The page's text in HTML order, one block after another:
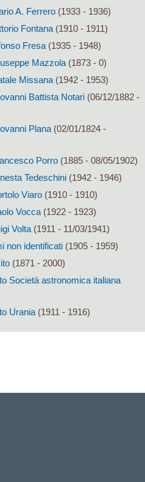
A. Ferrero (1933 - 1936)
Fontana (1910 - 1911)
Fresa (1935 - 1948)
Mazzola (1873 - 0)
Missana (1942 - 1953)
Battista Notari (06/12/1882 -
Plana (02/01/1824 -
Porro (1885 - 08/05/1902)
Tedeschini (1942 - 1946)
Viaro (1910 - 1910)
Vocca (1922 - 1923)
Volta (1911 - 11/03/1941)
non identificati (1905 - 1959)
(1871 - 2000)
Società astronomica italiana
Urania(1911 - 1916)